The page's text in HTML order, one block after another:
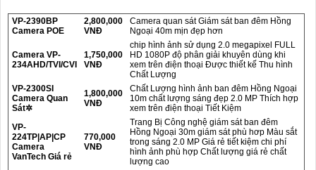
VP-2390BP
Camera POE
2,800,000
VNĐ
Camera quan sát Giám sát ban đêm Hồng
Ngoại 40m mịn đẹp hơn
Camera VP-
234AHD/TVI/CVI
1,750,000
VNĐ
chip hình ảnh sử dụng 2.0 megapixel FULL
HD 1080P độ phân giải khuyên dùng khi
xem trên điện thoại Được thiết kế Thu hình
Chất Lượng
VP-2300SI
Camera Quan
Sát✲
1,800,000
VNĐ
Chất Lượng hình ảnh ban đêm Hồng Ngoại
10m chất lượng sáng đẹp 2.0 MP Thích hợp
xem trên điện thoại Tiết Kiệm
VP-
224TP|AP|CP
Camera
VanTech Giá rẻ
770,000
VNĐ
Trang Bị Công nghệ giám sát ban đêm
Hồng Ngoại 30m giám sát phù hơp Màu sắt
trong sáng 2.0 MP Giá rẻ tiết kiệm chi phí
hình ảnh phù hợp Chất lượng giá rẻ chất
lượng cao